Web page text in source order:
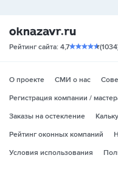
Рейтинг сайта: 4,7
О проекте СМИ о нас
Регистрация компании /
Заказы на остекление
Рейтинг оконных компаний
Условия использования